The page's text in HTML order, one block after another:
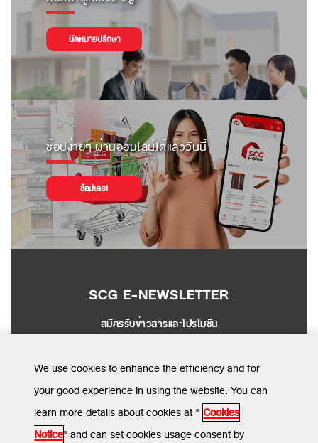
นัดหมายปรึกษา
ช้อปง่ายๆ ผ่านออนไลน์ได้แล้ววันนี้
ช้อปเลย!
SCG E-NEWSLETTER
สมัครรับข่าวสารและโปรโมชัน
SEND
We use cookies to enhance the efficiency and for
your good experience in using the website. You can
learn more details about cookies at " Cookies
Notice" and can set cookies usage consent by